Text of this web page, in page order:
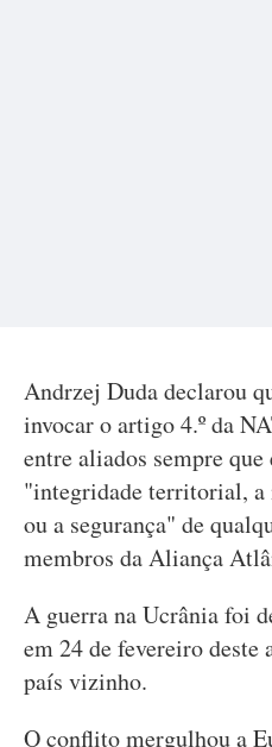
Andrzej Duda declarou
invocar o artigo 4.º da
entre aliados sempre que
"integridade territorial,
ou a segurança" de
membros da Aliança
A guerra na Ucrânia foi
em 24 de fevereiro deste
país vizinho.
O conflito mergulhou a